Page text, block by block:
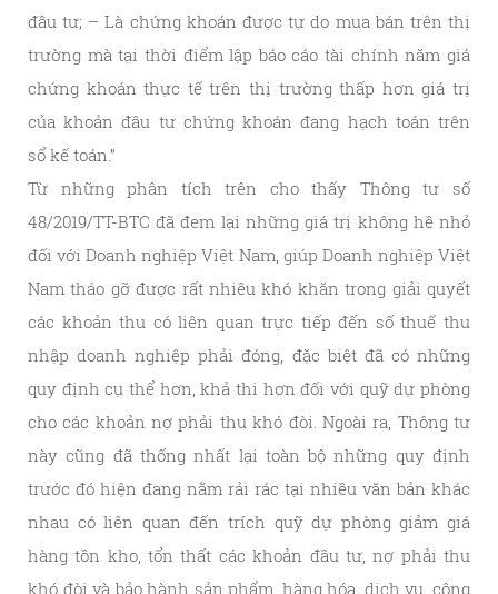
đầu tư; – Là chứng khoán được tự do mua bán trên thị
trường mà tại thời điểm lập báo cáo tài chính năm giá
chứng khoán thực tế trên thị trường thấp hơn giá trị
của khoản đầu tư chứng khoán đang hạch toán trên
sổ kế toán.”
Từ những phân tích trên cho thấy Thông tư số
48/2019/TT-BTC đã đem lại những giá trị không hề nhỏ
đối với Doanh nghiệp Việt Nam, giúp Doanh nghiệp Việt
Nam tháo gỡ được rất nhiều khó khăn trong giải quyết
các khoản thu có liên quan trực tiếp đến số thuế thu
nhập doanh nghiệp phải đóng, đặc biệt đã có những
quy định cụ thể hơn, khả thi hơn đối với quỹ dự phòng
cho các khoản nợ phải thu khó đòi. Ngoài ra, Thông tư
này cũng đã thống nhất lại toàn bộ những quy định
trước đó hiện đang nằm rải rác tại nhiều văn bản khác
nhau có liên quan đến trích quỹ dự phòng giảm giá
hàng tồn kho, tổn thất các khoản đầu tư, nợ phải thu
khó đòi và bảo hành sản phẩm, hàng hóa, dịch vụ, công